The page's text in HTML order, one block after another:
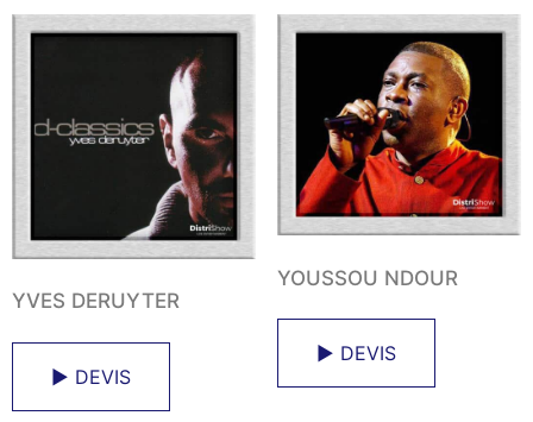
YVES DERUYTER
► DEVIS
YOUSSOU NDOUR
► DEVIS